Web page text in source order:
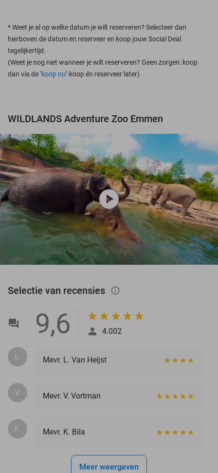
*Weet je al op welke datum je wilt reserveren? Selecteer dan
hierboven de datum en reserveer en koop jouw Social Deal
tegelijkertijd.
(Weet je nog niet wanneer je wilt reserveren? Geen zorgen: koop
dan via de ‘koop nu’-knop én reserveer later)
WILDLANDS Adventure Zoo Emmen
play_circle
Selectie van recensies info_outlined
9,6 4.002
L. Mevr. L. Van Heijst
V. Mevr. V. Vortman
K. Mevr. K. Bila
Meer weergeven